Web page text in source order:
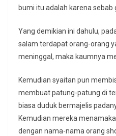
bumi itu adalah karena
Yang demikian ini dahulu,
salam terdapat orang-orang
meninggal, maka kaumnya
Kemudian syaitan pun
membuat patung-patung di
biasa duduk bermajelis
Kemudian mereka
dengan nama-nama orang